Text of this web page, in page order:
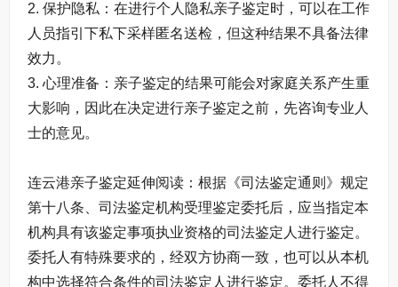
2. 保护隐私：在进行个人隐私亲子鉴定时，可以在工作
人员指引下私下采样匿名送检，但这种结果不具备法律
效力。
3. 心理准备：亲子鉴定的结果可能会对家庭关系产生重
大影响，因此在决定进行亲子鉴定之前，先咨询专业人
士的意见。
连云港亲子鉴定延伸阅读：根据《司法鉴定通则》规定
第十八条、司法鉴定机构受理鉴定委托后，应当指定本
机构具有该鉴定事项执业资格的司法鉴定人进行鉴定。
委托人有特殊要求的，经双方协商一致，也可以从本机
构中选择符合条件的司法鉴定人进行鉴定。委托人不得